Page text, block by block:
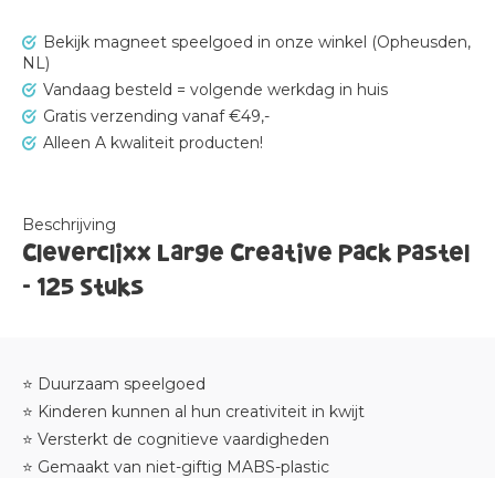
Bekijk magneet speelgoed in onze winkel (Opheusden,
NL)
Vandaag besteld = volgende werkdag in huis
Gratis verzending vanaf €49,-
Alleen A kwaliteit producten!
Beschrijving
Cleverclixx Large Creative Pack Pastel
- 125 Stuks
⭐ Duurzaam speelgoed
⭐ Kinderen kunnen al hun creativiteit in kwijt
⭐ Versterkt de cognitieve vaardigheden
⭐ Gemaakt van niet-giftig MABS-plastic